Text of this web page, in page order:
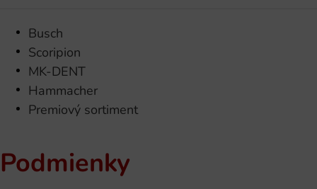
Busch
Scoripion
MK-DENT
Hammacher
Premiový sortiment
Podmienky